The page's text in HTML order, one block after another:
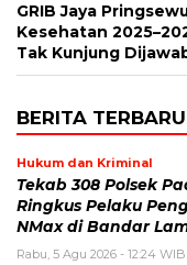
GRIB Jaya
Kesehatan
Tak Kunjung
BERITA TERBARU
Hukum dan Kriminal
Tekab 308 Polsek
Ringkus Pelaku
NMax di Bandar
Rabu, 5 Agu 2026 - 12:24 WIB